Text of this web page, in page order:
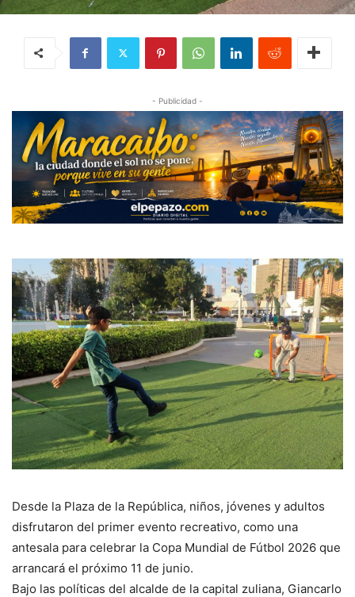
- Publicidad -
Desde la Plaza de la República, niños, jóvenes y adultos
disfrutaron del primer evento recreativo, como una
antesala para celebrar la Copa Mundial de Fútbol 2026 que
arrancará el próximo 11 de junio.
Bajo las políticas del alcalde de la capital zuliana, Giancarlo